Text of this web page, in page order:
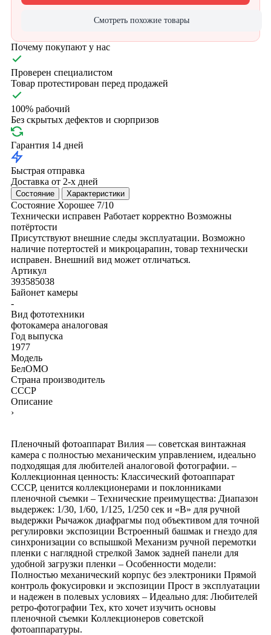
Смотреть похожие товары
Почему покупают у нас
Проверен специалистом
Товар протестирован перед продажей
100% рабочий
Без скрытых дефектов и сюрпризов
Гарантия 14 дней
Быстрая отправка
Доставка от 2-х дней
Состояние Характеристики
Состояние Хорошее 7/10
Технически исправен Работает корректно Возможны
потёртости
Присутствуют внешние следы эксплуатации. Возможно
наличие потертостей и микроцарапин, товар технически
исправен. Внешний вид может отличаться.
Артикул
393585038
Байонет камеры
-
Вид фототехники
фотокамера аналоговая
Год выпуска
1977
Модель
БелОМО
Страна производитель
СССР
Описание
›
Пленочный фотоаппарат Вилия — советская винтажная
камера с полностью механическим управлением, идеально
подходящая для любителей аналоговой фотографии. –
Коллекционная ценность: Классический фотоаппарат
СССР, ценится коллекционерами и поклонниками
пленочной съемки – Технические преимущества: Диапазон
выдержек: 1/30, 1/60, 1/125, 1/250 сек и «В» для ручной
выдержки Рычажок диафрагмы под объективом для точной
регулировки экспозиции Встроенный башмак и гнездо для
синхронизации со вспышкой Механизм ручной перемотки
пленки с наглядной стрелкой Замок задней панели для
удобной загрузки пленки – Особенности модели:
Полностью механический корпус без электроники Прямой
контроль фокусировки и экспозиции Прост в эксплуатации
и надежен в полевых условиях – Идеально для: Любителей
ретро-фотографии Тех, кто хочет изучить основы
пленочной съемки Коллекционеров советской
фотоаппаратуры.